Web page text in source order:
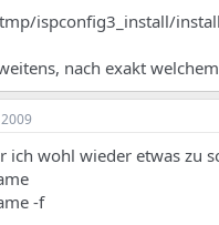
ispconfig3_install/install
nach exakt
ich wohl wieder etwas zu
-f